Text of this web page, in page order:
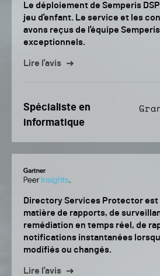
Le déploiement de Semperis
jeu d'enfant. Le service et les
avons reçus de l'équipe
exceptionnels.
Lire l'avis
Spécialiste en
informatique
Directory Services Protector
matière de rapports, de
remédiation en temps réel, de
notifications instantanées
modifiés ou changés.
Lire l'avis